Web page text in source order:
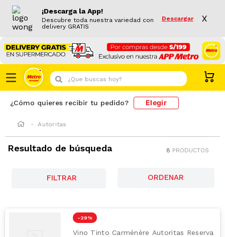
¡Descarga la App!
Descubre toda nuestra variedad con
delivery GRATIS
Descargar X
¿Que buscas hoy?
¿Cómo quieres recibir tu pedido? Elegir
Autoritas
Resultado de búsqueda 8 PRODUCTOS
FILTRAR
-29 %
Vino Tinto Carménère Autoritas Reserva